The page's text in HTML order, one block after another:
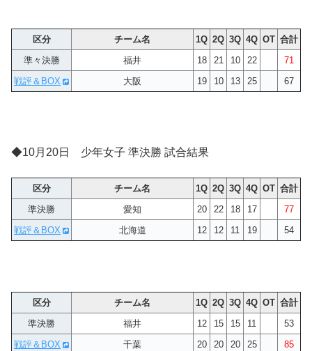
区分 チーム名 1Q 2Q 3Q 4Q OT 合計
準々決勝
福井 18 21 10 22
71
戦評＆BOX
大阪 19 10 13 25 67
◆10月20日 少年女子 準決勝 試合結果
区分 チーム名 1Q 2Q 3Q 4Q OT 合計
準決勝
愛知 20 22 18 17
77
戦評＆BOX
北海道 12 12 11 19 54
区分 チーム名 1Q 2Q 3Q 4Q OT 合計
準決勝
福井 12 15 15 11
53
戦評＆BOX
千葉 20 20 20 25 85